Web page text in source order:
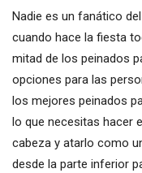
Nadie es un fanático
cuando hace la fiesta
mitad de los peinados
opciones para las
los mejores peinados
lo que necesitas hacer
cabeza y atarlo como
desde la parte inferior